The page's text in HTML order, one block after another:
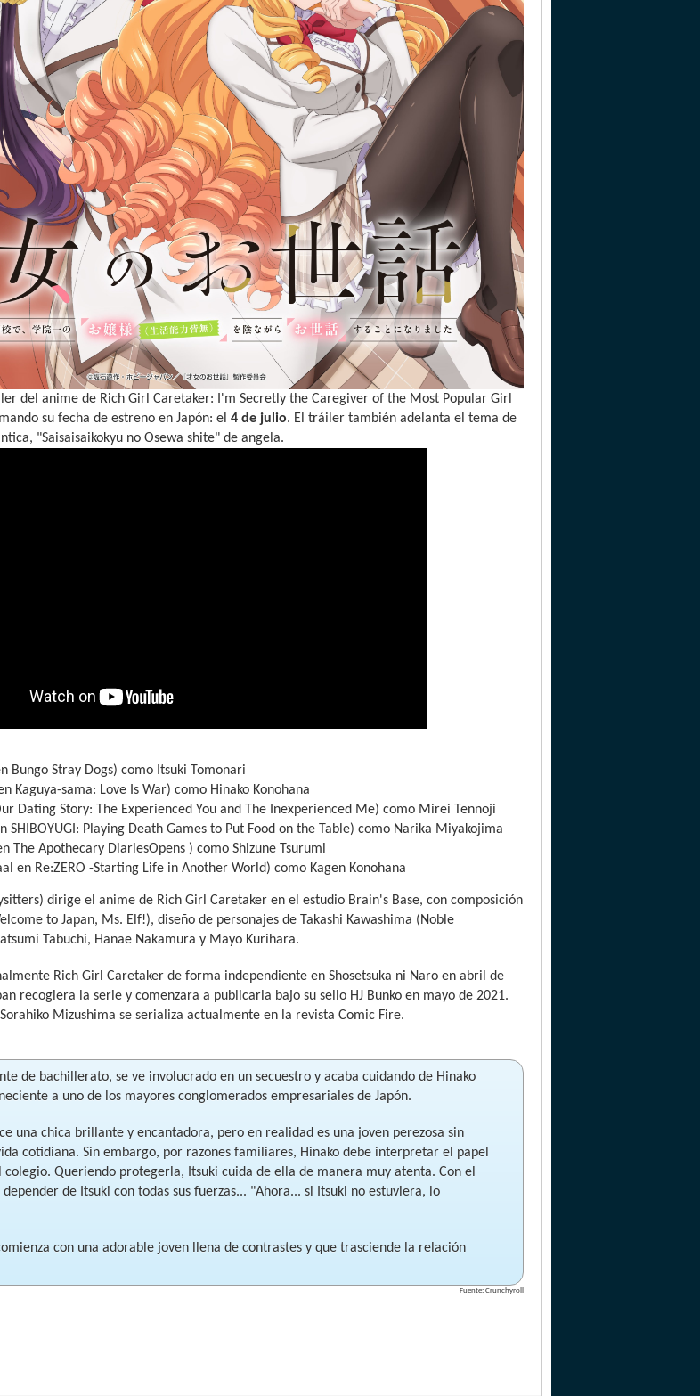
del anime de Rich Girl Caretaker: I'm Secretly the Caregiver of the Most Popular Girl
su fecha de estreno en Japón: el4 de julio. El tráiler también adelanta el tema de
"Saisaisaikokyu no Osewa shite" de angela.
Bungo Stray Dogs) como Itsuki Tomonari
Kaguya-sama: Love Is War) como Hinako Konohana
Dating Story: The Experienced You and The Inexperienced Me) como Mirei Tennoji
SHIBOYUGI: Playing Death Games to Put Food on the Table) como Narika Miyakojima
The Apothecary DiariesOpens ) como Shizune Tsurumi
en Re:ZERO -Starting Life in Another World) como Kagen Konohana
dirige el anime de Rich Girl Caretaker en el estudio Brain's Base, con composición
to Japan, Ms. Elf!), diseño de personajes de Takashi Kawashima (Noble
Tabuchi, Hanae Nakamura y Mayo Kurihara.
Rich Girl Caretaker de forma independiente en Shosetsuka ni Naro en abril de
recogiera la serie y comenzara a publicarla bajo su sello HJ Bunko en mayo de 2021.
Mizushima se serializa actualmente en la revista Comic Fire.
de bachillerato, se ve involucrado en un secuestro y acaba cuidando de Hinako
a uno de los mayores conglomerados empresariales de Japón.
una chica brillante y encantadora, pero en realidad es una joven perezosa sin
cotidiana. Sin embargo, por razones familiares, Hinako debe interpretar el papel
Queriendo protegerla, Itsuki cuida de ella de manera muy atenta. Con el
de Itsuki con todas sus fuerzas... "Ahora... si Itsuki no estuviera, lo
con una adorable joven llena de contrastes y que trasciende la relación
Fuente: Crunchyroll